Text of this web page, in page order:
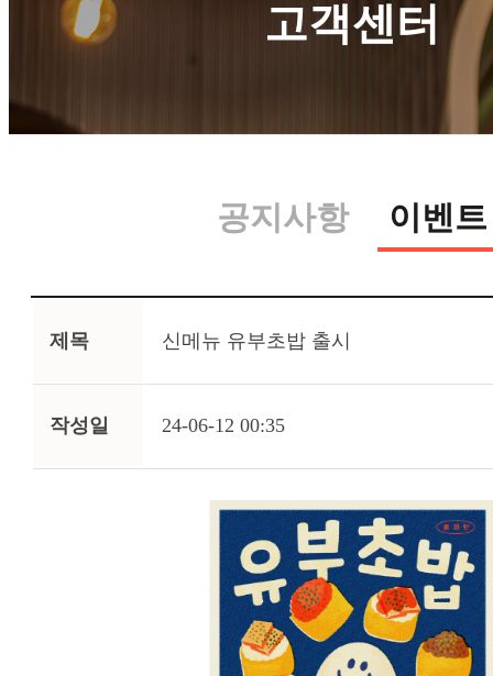
고객센터
공지사항 이벤트
제목 신메뉴 유부초밥 출시
작성일 24-06-12 00:35